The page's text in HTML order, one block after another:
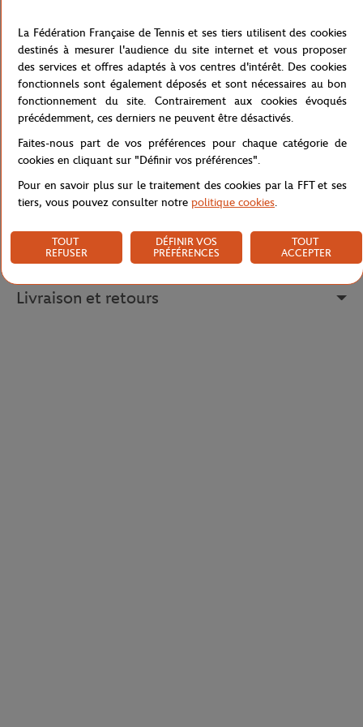
La Coupe des Mousquetaires, qui signe ce produit, est le trophée
remis de depuis 1981 au vainqueur du Simple Messieurs des
Internationaux de France. Elle est ainsi baptisée en hommage aux
quatre Mousquetaires du tennis français : Jean Borotra, Jacques
Brugnon, Henri Cochet et René Lacoste. Sur son socle en marbre,
sont gravés les noms de tous les vainqueurs depuis 1891.
Référence :
MGPPRE16-MARI
Livraison et retours
La Fédération Française de Tennis et ses tiers utilisent des cookies
destinés à mesurer l'audience du site internet et vous proposer
des services et offres adaptés à vos centres d'intérêt. Des cookies
fonctionnels sont également déposés et sont nécessaires au bon
fonctionnement du site. Contrairement aux cookies évoqués
précédemment, ces derniers ne peuvent être désactivés.
Faites-nous part de vos préférences pour chaque catégorie de
cookies en cliquant sur "Définir vos préférences".
Pour en savoir plus sur le traitement des cookies par la FFT et ses
tiers, vous pouvez consulter notre politique cookies.
TOUT
REFUSER
DÉFINIR VOS
PRÉFÉRENCES
TOUT
ACCEPTER